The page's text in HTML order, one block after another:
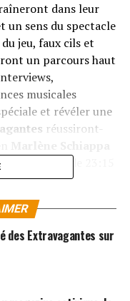
dans leur
un sens du spectacle
jeu, faux cils et
un parcours haut
musicales
et révéler une
réussiront-
à partir de 23:15
SONT
des Extravagantes sur